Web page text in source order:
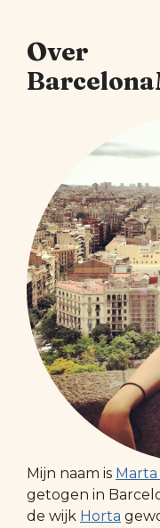
Over
Mijn naam is
getogen in
de wijk Horta